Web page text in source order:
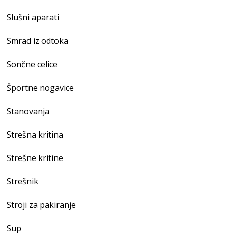
Slušni aparati
Smrad iz odtoka
Sončne celice
Športne nogavice
Stanovanja
Strešna kritina
Strešne kritine
Strešnik
Stroji za pakiranje
Sup